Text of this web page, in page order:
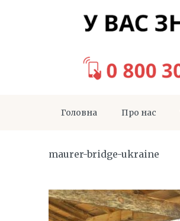
Головна Про нас
maurer-bridge-ukraine